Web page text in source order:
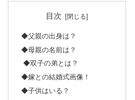
目次
◆父親の出身は？
◆母親の名前は？
◆双子の弟とは？
◆嫁との結婚式画像！
◆子供はいる？